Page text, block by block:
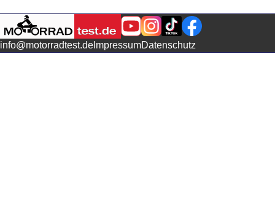
info@motorradtest.de ImpressumDatenschutz